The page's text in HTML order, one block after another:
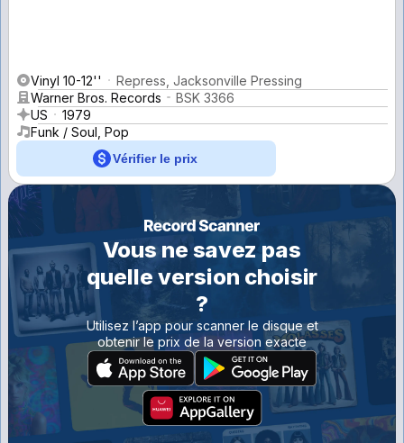
Vinyl 10-12''
Repress, Jacksonville Pressing
Warner Bros. Records
BSK 3366
US
1979
Funk / Soul, Pop
Vérifier le prix
Vous ne savez pas
quelle version choisir
?
Utilisez l’app pour scanner le disque et
obtenir le prix de la version exacte